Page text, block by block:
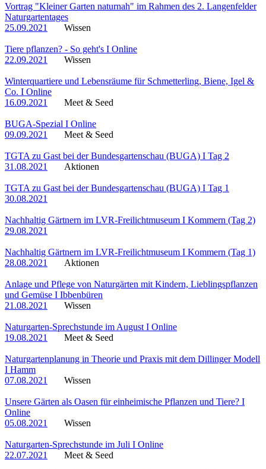
Vortrag "Kleiner Garten naturnah" im Rahmen des 2. Langenfelder
Naturgartentages
25.09.2021
Wissen
Tiere pflanzen? - So geht's I Online
22.09.2021
Wissen
Winterquartiere und Lebensräume für Schmetterling, Biene, Igel &
Co. I Online
16.09.2021
Meet & Seed
BUGA-Spezial I Online
09.09.2021
Meet & Seed
TGTA zu Gast bei der Bundesgartenschau (BUGA) I Tag 2
31.08.2021
Aktionen
TGTA zu Gast bei der Bundesgartenschau (BUGA) I Tag 1
30.08.2021
Nachhaltig Gärtnern im LVR-Freilichtmuseum I Kommern (Tag 2)
29.08.2021
Nachhaltig Gärtnern im LVR-Freilichtmuseum I Kommern (Tag 1)
28.08.2021
Aktionen
Anlage und Pflege von Naturgärten mit Kindern, Lieblingspflanzen
und Gemüse I Ibbenbüren
21.08.2021
Wissen
Naturgarten-Sprechstunde im August I Online
19.08.2021
Meet & Seed
Naturgartenplanung in Theorie und Praxis mit dem Dillinger Modell
I Hamm
07.08.2021
Wissen
Unsere Gärten als Oasen für einheimische Pflanzen und Tiere? I
Online
05.08.2021
Wissen
Naturgarten-Sprechstunde im Juli I Online
22.07.2021
Meet & Seed